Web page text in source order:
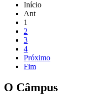
Início
Ant
1
2
3
4
Próximo
Fim
O Câmpus